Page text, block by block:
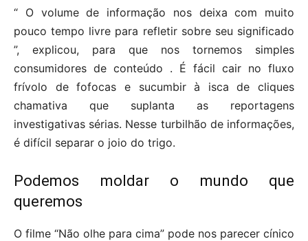
“ O volume de informação nos deixa com muito
pouco tempo livre para refletir sobre seu significado
”, explicou, para que nos tornemos simples
consumidores de conteúdo . É fácil cair no fluxo
frívolo de fofocas e sucumbir à isca de cliques
chamativa que suplanta as reportagens
investigativas sérias. Nesse turbilhão de informações,
é difícil separar o joio do trigo.
Podemos moldar o mundo que
queremos
O filme “Não olhe para cima” pode nos parecer cínico